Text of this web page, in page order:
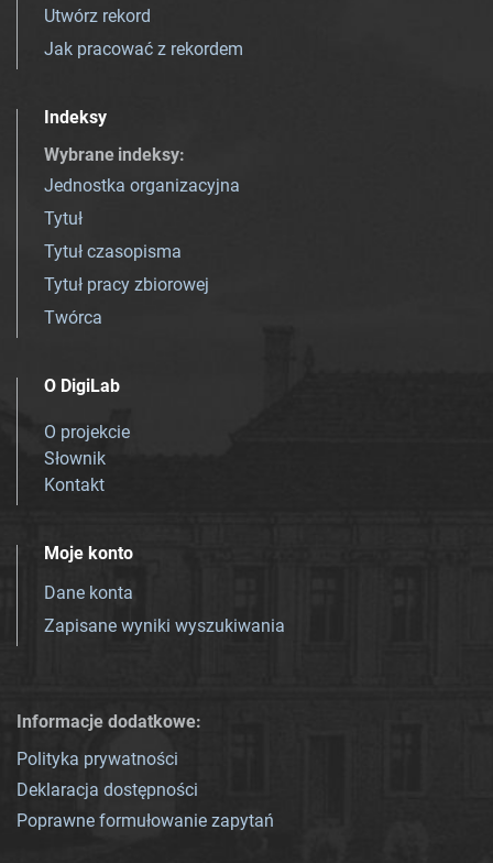
Utwórz rekord
Jak pracować z rekordem
Indeksy
Wybrane indeksy:
Jednostka organizacyjna
Tytuł
Tytuł czasopisma
Tytuł pracy zbiorowej
Twórca
O DigiLab
O projekcie
Słownik
Kontakt
Moje konto
Dane konta
Zapisane wyniki wyszukiwania
Informacje dodatkowe:
Polityka prywatności
Deklaracja dostępności
Poprawne formułowanie zapytań